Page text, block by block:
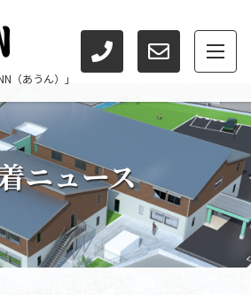
（あうん）」
ニュース